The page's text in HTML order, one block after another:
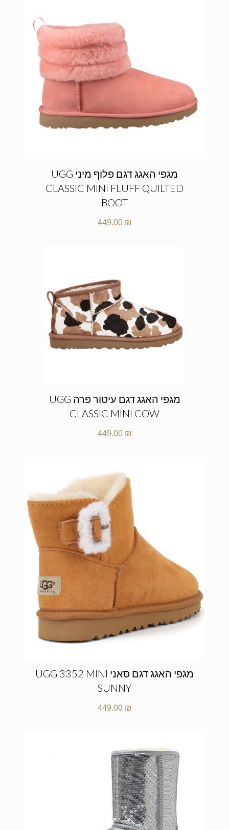
מגפי האגג דגם פלוף מיני UGG
CLASSIC MINI FLUFF QUILTED
BOOT
449.00 ₪
מגפי האגג דגם עיטור פרה UGG
CLASSIC MINI COW
449.00 ₪
מגפי האגג דגם סאני UGG 3352 MINI
SUNNY
449.00 ₪